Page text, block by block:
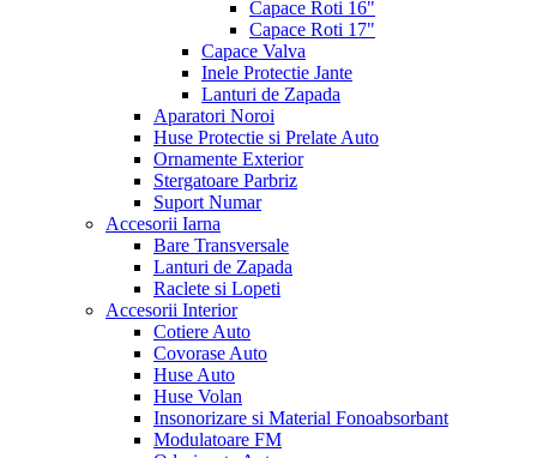
Capace Roti 16"
Capace Roti 17"
Capace Valva
Inele Protectie Jante
Lanturi de Zapada
Aparatori Noroi
Huse Protectie si Prelate Auto
Ornamente Exterior
Stergatoare Parbriz
Suport Numar
Accesorii Iarna
Bare Transversale
Lanturi de Zapada
Raclete si Lopeti
Accesorii Interior
Cotiere Auto
Covorase Auto
Huse Auto
Huse Volan
Insonorizare si Material Fonoabsorbant
Modulatoare FM